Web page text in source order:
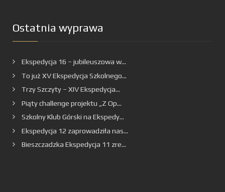
Ostatnia wyprawa
Ekspedycja 16 – jubileuszowa w...
To już XV Ekspedycja Szkolnego...
Trzy Szczyty – XIV Ekspedycja...
Piąty challenge projektu „Z Op...
Szkolny Klub Górski na Ekspedy...
Ekspedycja 12 zaprowadziła nas...
Bieszczadzka Ekspedycja 11 zre...